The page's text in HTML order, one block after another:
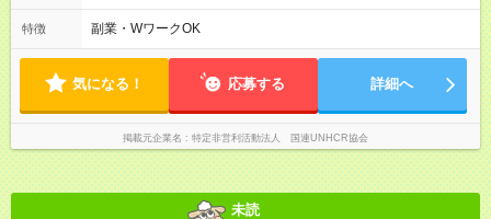
次昇給制度 ◇昇格制度 【試用期間】試用期間あり 試用期間の長
さ：1ヶ月 雇用形態、給与は本採用時と同じです。 初回は1か月
契約でトライアル期間（給与・待遇に差異なし）
間 ─────── 8:00～21:00の中でシフト制 ※実働8時間（休憩
60分） ※活動場所により開始・終了時間は変動 ─────── 選
や月水金日、火水金土日など フルタイムで取り組みたい方も、
Ｗワーク希望の方も歓迎◎
特徴 副業・WワークOK
気になる！ 応募する 詳細へ
掲載元企業名 特定非営利活動法人 国連UNHCR協会
未読